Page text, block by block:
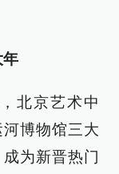
北京艺术中
博物馆三大
为新晋热门